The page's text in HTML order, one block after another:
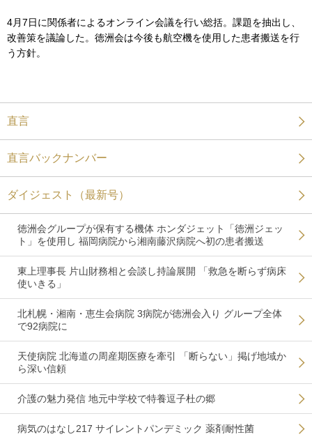
4月7日に関係者によるオンライン会議を行い総括。課題を抽出し、
改善策を議論した。徳洲会は今後も航空機を使用した患者搬送を行
う方針。
直言
直言バックナンバー
ダイジェスト（最新号）
徳洲会グループが保有する機体 ホンダジェット「徳洲ジェッ
ト」を使用し 福岡病院から湘南藤沢病院へ初の患者搬送
東上理事長 片山財務相と会談し持論展開 「救急を断らず病床
使いきる」
北札幌・湘南・恵生会病院 3病院が徳洲会入り グループ全体
で92病院に
天使病院 北海道の周産期医療を牽引 「断らない」掲げ地域か
ら深い信頼
介護の魅力発信 地元中学校で特養逗子杜の郷
病気のはなし217 サイレントパンデミック 薬剤耐性菌